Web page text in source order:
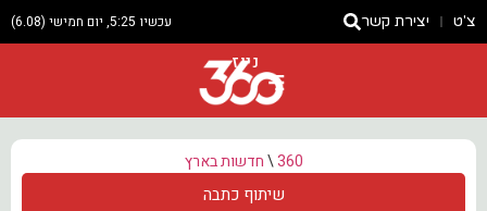
צ'ט יצירת קשר עכשיו 5:25, יום חמישי (6.08)
ניוז
360
\חדשות בארץ
שיתוף כתבה